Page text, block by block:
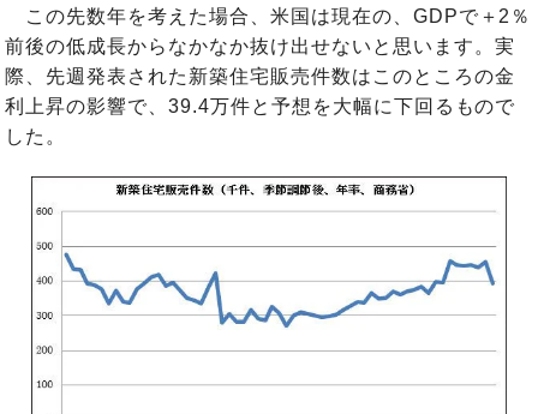
この先数年を考えた場合、米国は現在の、GDPで＋2％
前後の低成長からなかなか抜け出せないと思います。実
際、先週発表された新築住宅販売件数はこのところの金
利上昇の影響で、39.4万件と予想を大幅に下回るもので
した。